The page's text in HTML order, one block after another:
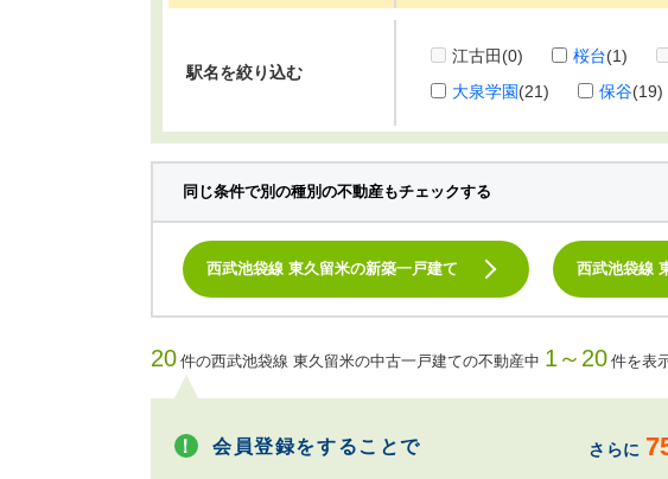
駅名を絞り込む
江古田 (0) 桜台(1)
大泉学園(21) 保谷(19)
同じ条件で別の種別の不動産もチェックする
西武池袋線 東久留米の新築一戸建て 西武池袋線
20 件の西武池袋線 東久留米の中古一戸建ての不動産中 1～20 件を表
会員登録をすることで さらに